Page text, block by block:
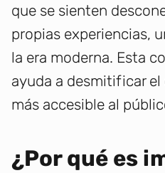
que se sienten
propias experiencias,
la era moderna. Esta
ayuda a desmitificar
más accesible al
¿Por qué es